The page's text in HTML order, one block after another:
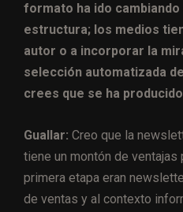
formato ha ido
estructura; los medios
autor o a incorporar la
selección automatizada
crees que se ha
Guallar: Creo que la
tiene un montón de ventajas
primera etapa eran
de ventas y al contexto